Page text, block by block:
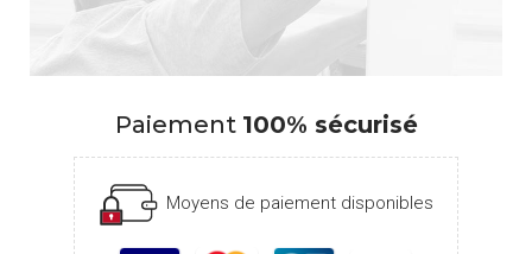
Paiement 100% sécurisé
Moyens de paiement disponibles